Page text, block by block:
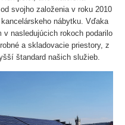
svojho založenia v roku 2010
nábytku. Vďaka
v nasledujúcich rokoch podarilo
a skladovacie priestory, z
štandard našich služieb.